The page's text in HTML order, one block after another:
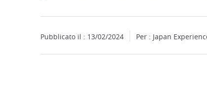
Pubblicato il : 13/02/2024 Per : Japan